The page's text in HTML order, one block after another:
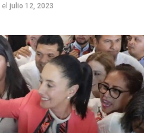
el julio 12, 2023